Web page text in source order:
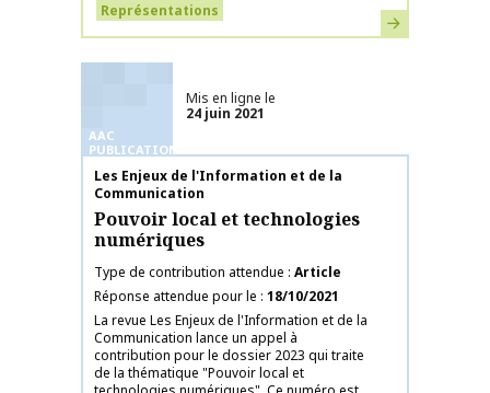
Représentations
En savoir plus
AAC
PUBLICATIONS
Mis en ligne le
24 juin 2021
Nom de la publication
Les Enjeux de l'Information et de la
Communication
Pouvoir local et technologies
numériques
Type de contribution attendue Article
Réponse attendue pour le 18/10/2021
La revue Les Enjeux de l'Information et de la
Communication lance un appel à
contribution pour le dossier 2023 qui traite
de la thématique "Pouvoir local et